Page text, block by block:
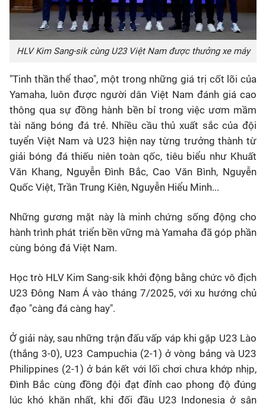
HLV Kim Sang-sik cùngU23Việt Nam được thưởng xe máy
"Tinh thần thể thao", một trong những giá trị cốt lõi của
Yamaha, luôn được người dân Việt Nam đánh giá cao
thông qua sự đồng hành bền bỉ trong việc ươm mầm
tài năng bóng đá trẻ. Nhiều cầu thủ xuất sắc của đội
tuyển Việt Nam và U23 hiện nay từng trưởng thành từ
giải bóng đá thiếu niên toàn qốc, tiêu biểu như Khuất
Văn Khang, Nguyễn Đình Bắc, Cao Văn Bình, Nguyễn
Quốc Việt, Trần Trung Kiên, Nguyễn Hiểu Minh...
Những gương mặt này là minh chứng sống động cho
hành trình phát triển bền vững mà Yamaha đã góp phần
cùng bóng đá Việt Nam.
Học trò HLV Kim Sang-sik khởi động bằng chức vô địch
U23 Đông Nam Á vào tháng 7/2025, với xu hướng chủ
đạo "càng đá càng hay".
Ở giải này, sau những trận đấu vấp váp khi gặp U23 Lào
(thắng 3-0), U23 Campuchia (2-1) ở vòng bảng và U23
Philippines (2-1) ở bán kết với lối chơi chưa khớp nhịp,
Đình Bắc cùng đồng đội đạt đỉnh cao phong độ đúng
lúc khó khăn nhất, khi đối đầu U23 Indonesia ở sân